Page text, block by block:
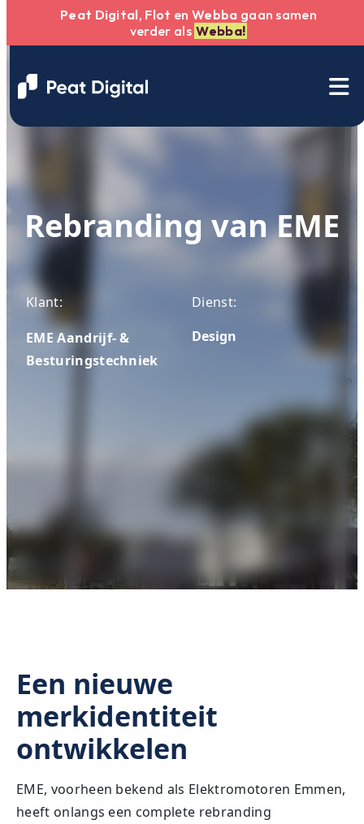
Peat Digital, Flot en Webba gaan samen
verder als Webba!
Rebranding van EME
Klant:
EME Aandrijf- &
Besturingstechniek
Dienst:
Design
Een nieuwe
merkidentiteit
ontwikkelen
EME, voorheen bekend als Elektromotoren Emmen,
heeft onlangs een complete rebranding